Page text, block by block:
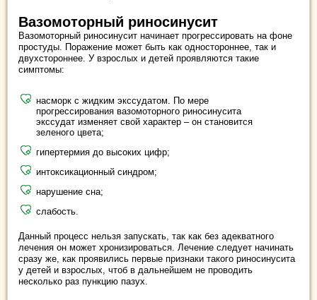
Вазомоторный риносинусит
Вазомоторный риносинусит начинает прогрессировать на фоне
простуды. Поражение может быть как одностороннее, так и
двухстороннее. У взрослых и детей проявляются такие
симптомы:
насморк с жидким экссудатом. По мере
прогрессирования вазомоторного риносинусита
экссудат изменяет свой характер – он становится
зеленого цвета;
гипертермия до высоких цифр;
интоксикационный синдром;
нарушение сна;
слабость.
Данный процесс нельзя запускать, так как без адекватного
лечения он может хронизироваться. Лечение следует начинать
сразу же, как проявились первые признаки такого риносинусита
у детей и взрослых, чтоб в дальнейшем не проводить
несколько раз пункцию пазух.